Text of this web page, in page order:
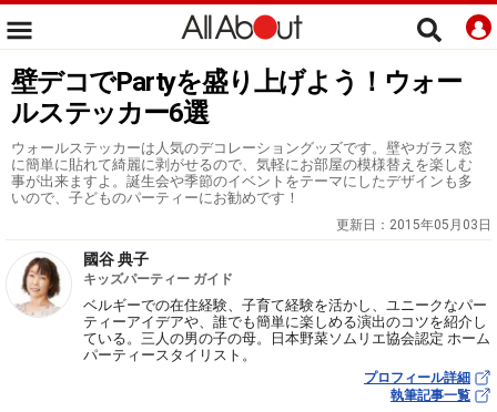
壁デコでPartyを盛り上げよう！ウォー
ルステッカー6選
ウォールステッカーは人気のデコレーショングッズです。壁やガラス窓
に簡単に貼れて綺麗に剥がせるので、気軽にお部屋の模様替えを楽しむ
事が出来ますよ。誕生会や季節のイベントをテーマにしたデザインも多
いので、子どものパーティーにお勧めです！
更新日： 2015年05月03日
國谷 典子
キッズパーティー ガイド
ベルギーでの在住経験、子育て経験を活かし、ユニークなパー
ティーアイデアや、誰でも簡単に楽しめる演出のコツを紹介し
ている。三人の男の子の母。日本野菜ソムリエ協会認定 ホーム
パーティースタイリスト。
プロフィール詳細
執筆記事一覧